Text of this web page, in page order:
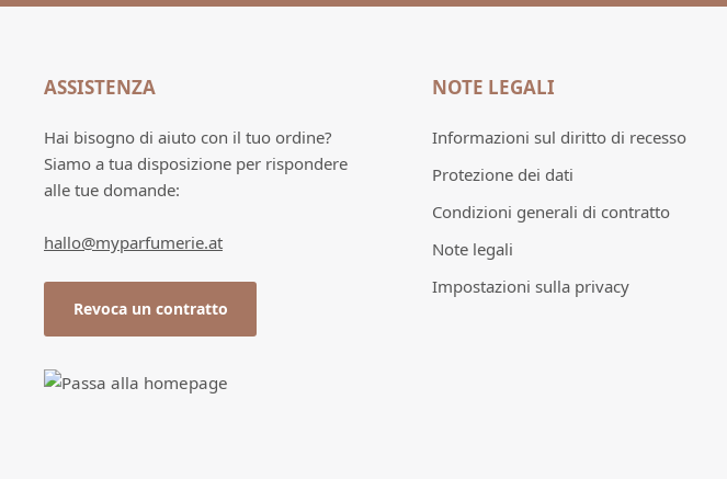
ASSISTENZA
Hai bisogno di aiuto con il tuo ordine?
Siamo a tua disposizione per rispondere
alle tue domande:
hallo@myparfumerie.at
Revoca un contratto
NOTE LEGALI
Informazioni sul diritto di recesso
Protezione dei dati
Condizioni generali di contratto
Note legali
Impostazioni sulla privacy